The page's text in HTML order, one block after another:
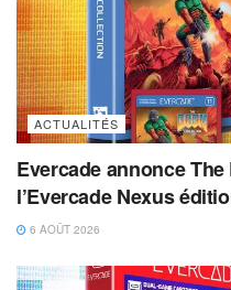
ACTUALITÉS
Evercade annonce
l’Evercade Nexus
6 AOÛT 2026